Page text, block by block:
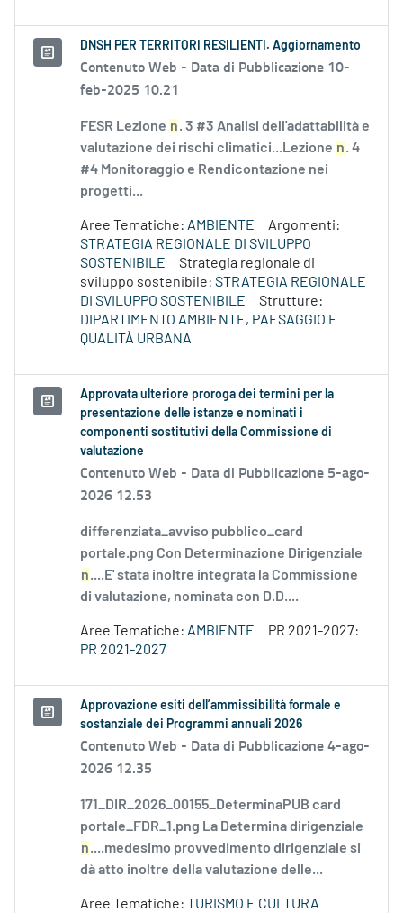
DNSH PER TERRITORI RESILIENTI. Aggiornamento
Contenuto Web - Data di Pubblicazione 10-
feb-2025 10.21
FESR Lezione n. 3 #3 Analisi dell'adattabilità e
valutazione dei rischi climatici...Lezione n. 4
#4 Monitoraggio e Rendicontazione nei
progetti...
Aree Tematiche: AMBIENTE
Argomenti:
STRATEGIA REGIONALE DI SVILUPPO
SOSTENIBILE
Strategia regionale di
sviluppo sostenibile: STRATEGIA REGIONALE
DI SVILUPPO SOSTENIBILE
Strutture:
DIPARTIMENTO AMBIENTE, PAESAGGIO E
QUALITÀ URBANA
Approvata ulteriore proroga dei termini per la
presentazione delle istanze e nominati i
componenti sostitutivi della Commissione di
valutazione
Contenuto Web - Data di Pubblicazione 5-ago-
2026 12.53
differenziata_avviso pubblico_card
portale.png Con Determinazione Dirigenziale
n....E' stata inoltre integrata la Commissione
di valutazione, nominata con D.D....
Aree Tematiche: AMBIENTE
PR 2021-2027:
PR 2021-2027
Approvazione esiti dell’ammissibilità formale e
sostanziale dei Programmi annuali 2026
Contenuto Web - Data di Pubblicazione 4-ago-
2026 12.35
171_DIR_2026_00155_DeterminaPUB card
portale_FDR_1.png La Determina dirigenziale
n....medesimo provvedimento dirigenziale si
dà atto inoltre della valutazione delle...
Aree Tematiche: TURISMO E CULTURA